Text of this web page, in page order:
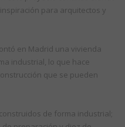
para arquitectos y
en Madrid una vivienda
industrial, lo que hace
que se pueden
de forma industrial;